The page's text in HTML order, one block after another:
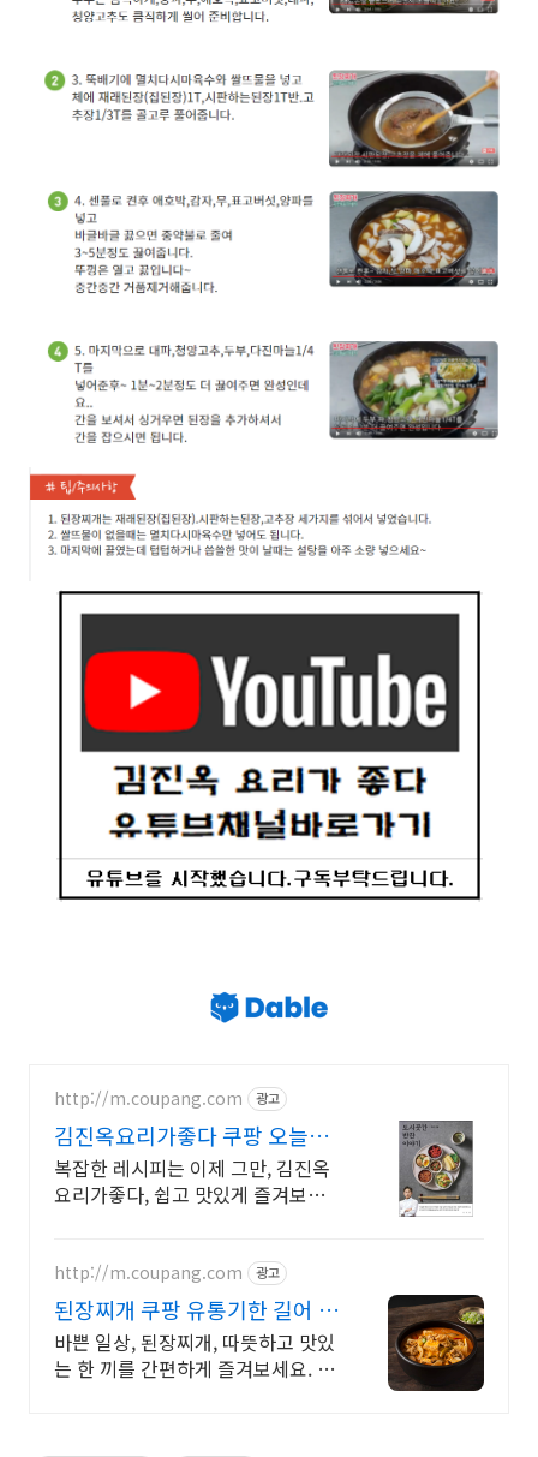
http://m.coupang.com 광고
김진옥요리가좋다 쿠팡 오늘주
문 내일도착 로켓배송
복잡한 레시피는 이제 그만, 김진옥
요리가좋다, 쉽고 맛있게 즐겨보세
http://m.coupang.com 광고
된장찌개 쿠팡 유통기한 길어 걱
정 없이
바쁜 일상, 된장찌개, 따뜻하고 맛있
는 한 끼를 간편하게 즐겨보세요. 간